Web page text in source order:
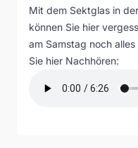
Mit dem Sektglas in
können Sie hier
am Samstag noch
Sie hier Nachhören: